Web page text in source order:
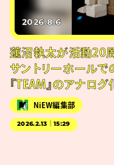
2026.8.6
蓮沼執太が活動20周
サントリーホールで
『TEAM』のアナロ
NiEW編集部
2026.2.13｜15:29